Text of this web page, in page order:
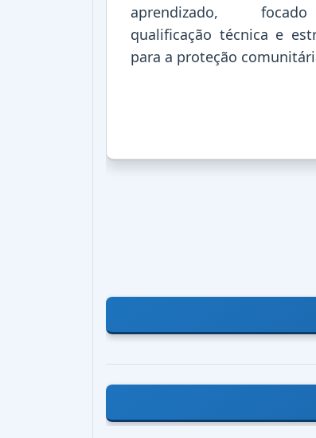
aprendizado,
qualificação técnica e
para a proteção